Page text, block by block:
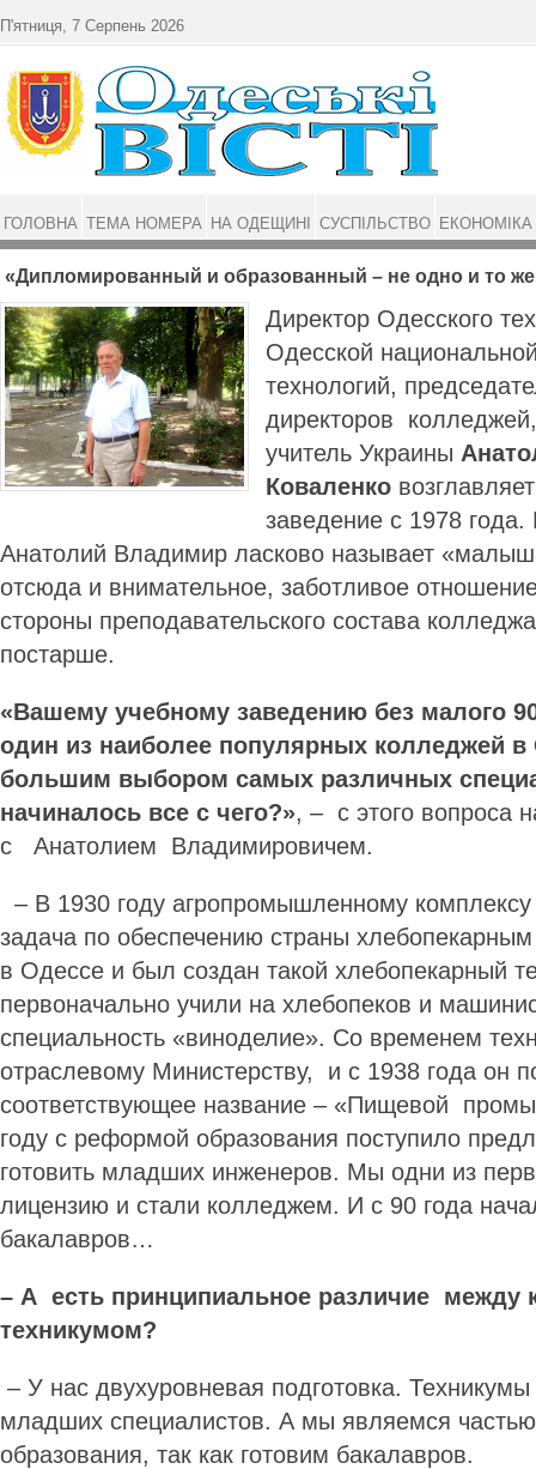
«Дипломированный и образованный – не одно и то
Директор Одесского
Одесской
технологий,
директоров
учитель Украины
Коваленко
заведение с 1978 года.
Анатолий Владимир ласково называет
отсюда и внимательное, заботливое
стороны преподавательского состава
постарше.
«Вашему учебному заведению без малого
один из наиболее популярных колледжей в
большим выбором самых различных
начиналось все с чего?», – с этого вопроса
с Анатолием Владимировичем.
– В 1930 году агропромышленному
задача по обеспечению страны
в Одессе и был создан такой хлебопекарный
первоначально учили на хлебопеков и
специальность «виноделие». Со временем
отраслевому Министерству, и с 1938 года он
соответствующее название – «Пищевой
году с реформой образования поступило
готовить младших инженеров. Мы одни из
лицензию и стали колледжем. И с 90 года
бакалавров…
– А есть принципиальное различие между
техникумом?
– У нас двухуровневая подготовка.
младших специалистов. А мы являемся
образования, так как готовим бакалавров.
П'ятниця, 7 Серпень 2026
ГОЛОВНА ТЕМА НОМЕРА НА ОДЕЩИНІ СУСПІЛЬСТВО ЕКОНОМІКА